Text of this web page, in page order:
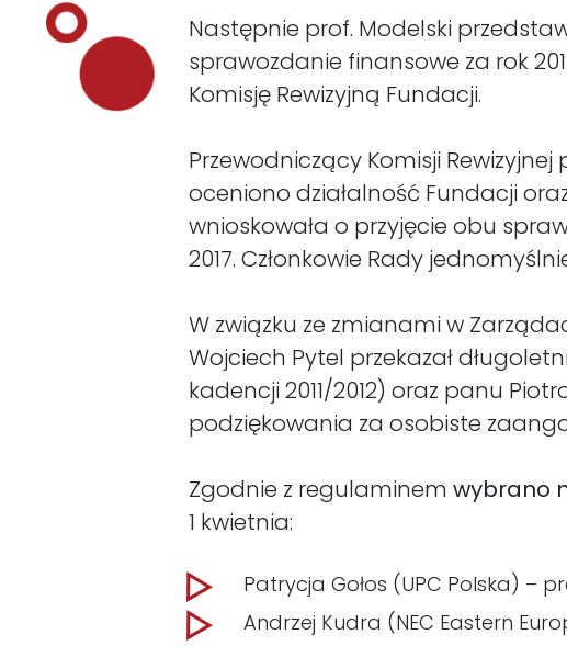
Następnie prof. Modelski
sprawozdanie finansowe za rok
Komisję Rewizyjną Fundacji.
Przewodniczący Komisji
oceniono działalność Fundacji
wnioskowała o przyjęcie obu
2017. Członkowie Rady
W związku ze zmianami w
Wojciech Pytel przekazał
kadencji 2011/2012) oraz panu
podziękowania za osobiste
Zgodnie z regulaminem wybrano
1 kwietnia:
Patrycja Gołos (UPC Polska) –
Andrzej Kudra (NEC Eastern